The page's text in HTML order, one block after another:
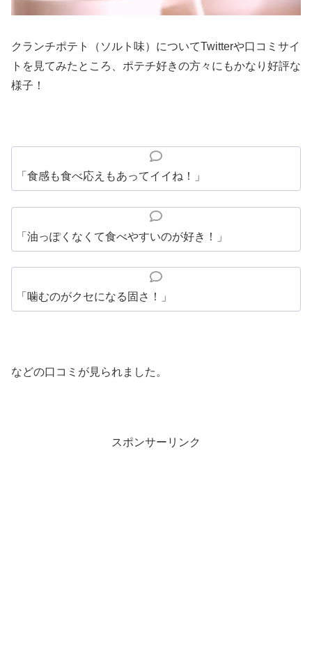
クランチポテト（ソルト味）についてTwitterや口コミサイ
トを見てみたところ、ポテチ好きの方々にもかなり好評な
様子！
「食感も食べ応えもあってイイね！」
「油っぽくなくて食べやすいのが好き！」
「噛むのがクセになる固さ！」
などの口コミが見られました。
スポンサーリンク